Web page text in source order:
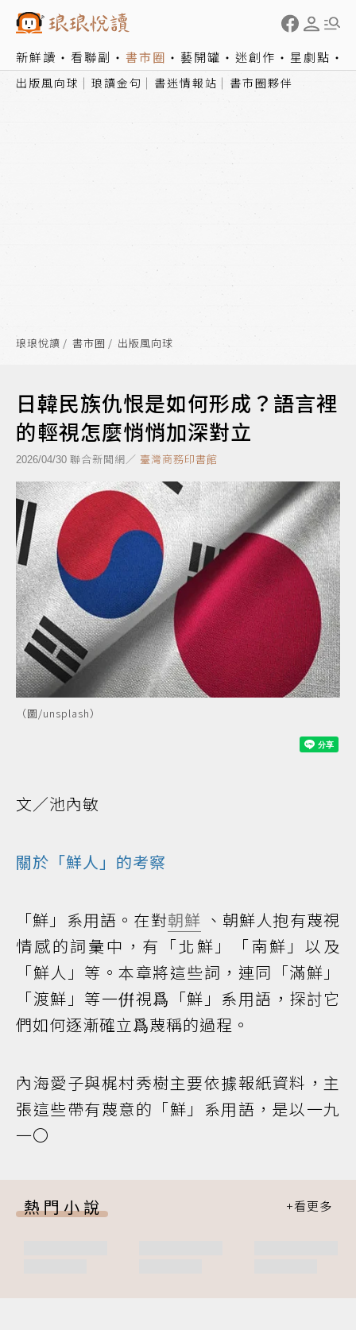
新鮮讀 看聯副 書市圈 藝開罐 迷創作 星劇點
出版風向球 琅讀金句 書迷情報站 書市圈夥伴
琅琅悅讀 書市圈 出版風向球
日韓民族仇恨是如何形成？語言裡
的輕視怎麼悄悄加深對立
2026/04/30 聯合新聞網／ 臺灣商務印書館
（圖/unsplash）
文／池內敏
關於「鮮人」的考察
「鮮」系用語。在對朝鮮 、朝鮮人抱有蔑視
情感的詞彙中，有「北鮮」「南鮮」以及
「鮮人」等。本章將這些詞，連同「滿鮮」
「渡鮮」等一倂視爲「鮮」系用語，探討它
們如何逐漸確立爲蔑稱的過程。
內海愛子與梶村秀樹主要依據報紙資料，主
張這些帶有蔑意的「鮮」系用語，是以一九
一〇
熱門小說